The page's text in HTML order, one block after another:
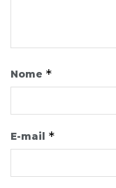
Nome *
E-mail *